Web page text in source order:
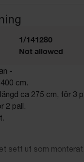
1/141280
Not allowed
-
cm.
ca 275 cm, för 3
2 pall.
sett ut som monterat.